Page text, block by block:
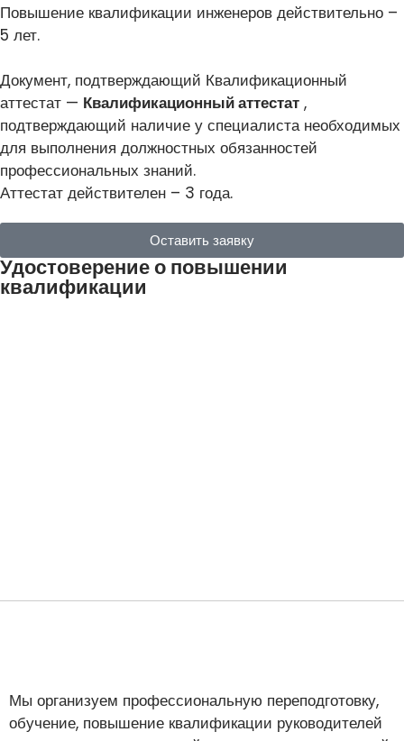
Повышение квалификации инженеров действительно –
5 лет.
Документ, подтверждающий Квалификационный
аттестат — Квалификационный аттестат ,
подтверждающий наличие у специалиста необходимых
для выполнения должностных обязанностей
профессиональных знаний.
Аттестат действителен – 3 года.
Оставить заявку
Удостоверение о повышении
квалификации
Мы организуем профессиональную переподготовку,
обучение, повышение квалификации руководителей